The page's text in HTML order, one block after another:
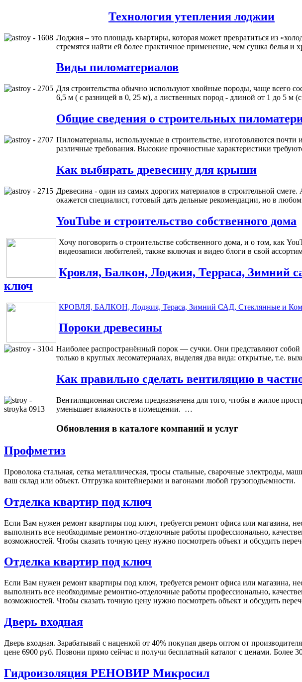
Технология утепления лоджии
Лоджия – это площадь квартиры, которая может превратиться из
стремятся найти ей более практичное применение, чем сушка белья и
Виды пиломатериалов
Для строительства обычно используют хвойные породы, чаще всего
6,5 м ( с разницей в 0, 25 м), а лиственных пород - длиной от 1 до 5 м
Общие сведения о строительных
Пиломатериалы, используемые в строительстве, изготовляются
различные требования. Высокие прочностные характеристики
Как выбирать древесину для крыши
Древесина - один из самых дорогих материалов в строительной
окажется специалист, готовый дать дельные рекомендации, но в
YouTube и строительство собственного дома
Хочу поговорить о строительстве собственного дома, и о том, как
видеозаписи любителей, также включая и видео блоги в свой
Кровля, Балкон, Лоджия, Терраса, Зимний
ключ
КРОВЛЯ, БАЛКОН, Лоджия, Тераса, Зимний САД, Стеклянные и
Пороки древесины
Наиболее распространённый порок — сучки. Они представляют собой
только в круглых лесоматериалах, выделяя два вида: открытые, т.е.
Как правильно сделать вентиляцию в
Вентиляционная система предназначена для того, чтобы в жилое
уменьшает влажность в помещении. …
Обновления в каталоге компаний и услуг
Профметиз
Проволока стальная, сетка металлическая, тросы стальные, сварочные электроды,
ваш склад или объект. Отгрузка контейнерами и вагонами любой грузоподъемности.
Отделка квартир под ключ
Если Вам нужен ремонт квартиры под ключ, требуется ремонт офиса или магазина,
выполнить все необходимые ремонтно-отделочные работы профессионально,
возможностей. Чтобы сказать точную цену нужно посмотреть объект и обсудить
Отделка квартир под ключ
Если Вам нужен ремонт квартиры под ключ, требуется ремонт офиса или магазина,
выполнить все необходимые ремонтно-отделочные работы профессионально,
возможностей. Чтобы сказать точную цену нужно посмотреть объект и обсудить
Дверь входная
Дверь входная. Зарабатывай с наценкой от 40% покупая дверь оптом от
цене 6900 руб. Позвони прямо сейчас и получи бесплатный каталог с ценами.
Гидроизоляция РЕНОВИР Микросил